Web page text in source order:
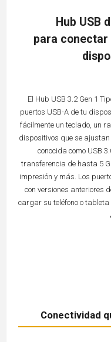
Hub USB
para
El Hub USB 3.2 Gen 1
puertos USB-A de tu
fácilmente un teclado, un
dispositivos que se ajustan
conocida como USB
transferencia de hasta 5
impresión y más. Los
con versiones anteriores
cargar su teléfono o
Conectividad